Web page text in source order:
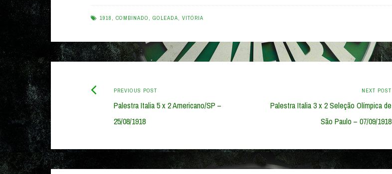
1918 COMBINADO GOLEADA VITÓRIA
Post
navigation
PREVIOUS POSTPrevious
post:
Palestra Italia 5 x 2 Americano/SP –
25/08/1918
NEXT POST
Palestra Italia 3 x 2 Seleção Olímpica de
São Paulo – 07/09/1918